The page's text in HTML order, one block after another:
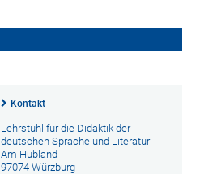
Kontakt
Lehrstuhl für die Didaktik der
deutschen Sprache und Literatur
Am Hubland
97074 Würzburg